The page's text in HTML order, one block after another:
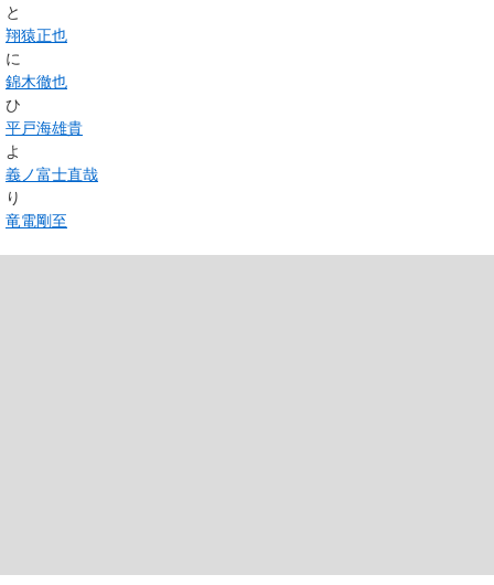
と
翔猿正也
に
錦木徹也
ひ
平戸海雄貴
よ
義ノ富士直哉
り
竜電剛至